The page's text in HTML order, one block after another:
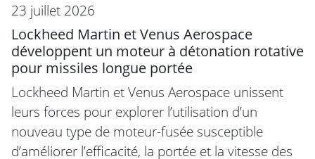
23 juillet 2026
Lockheed Martin et Venus Aerospace
développent un moteur à détonation rotative
pour missiles longue portée
Lockheed Martin et Venus Aerospace unissent
leurs forces pour explorer l’utilisation d’un
nouveau type de moteur-fusée susceptible
d’améliorer l’efficacité, la portée et la vitesse des